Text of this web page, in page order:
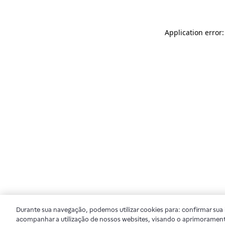
Application
Durante sua navegação, podemos utilizar cookies para: confirmar
acompanhar a utilização de nossos websites, visando o